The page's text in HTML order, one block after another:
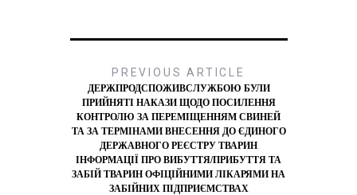
PREVIOUS ARTICLE
ДЕРЖПРОДСПОЖИВСЛУЖБОЮ БУЛИ
ПРИЙНЯТІ НАКАЗИ ЩОДО ПОСИЛЕННЯ
КОНТРОЛЮ ЗА ПЕРЕМІЩЕННЯМ СВИНЕЙ
ТА ЗА ТЕРМІНАМИ ВНЕСЕННЯ ДО ЄДИНОГО
ДЕРЖАВНОГО РЕЄСТРУ ТВАРИН
ІНФОРМАЦІЇ ПРО ВИБУТТЯ/ПРИБУТТЯ ТА
ЗАБІЙ ТВАРИН ОФІЦІЙНИМИ ЛІКАРЯМИ НА
ЗАБІЙНИХ ПІДПРИЄМСТВАХ